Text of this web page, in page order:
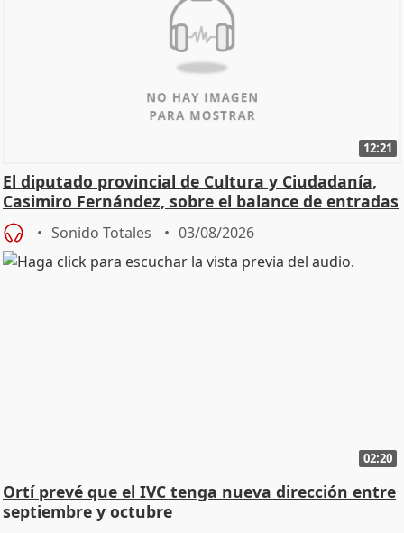
12:21
El diputado provincial de Cultura y Ciudadanía,
Casimiro Fernández, sobre el balance de entradas
Sonido Totales 03/08/2026
02:20
Ortí prevé que el IVC tenga nueva dirección entre
septiembre y octubre